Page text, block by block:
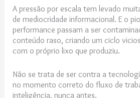
A pressão por escala tem levado
de mediocridade informacional. E o
performance passam a ser
conteúdo raso, criando um ciclo
com o próprio lixo que produziu.
Não se trata de ser contra a
no momento correto do fluxo de
inteligência, nunca antes.